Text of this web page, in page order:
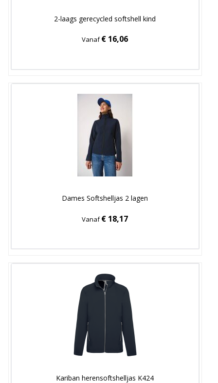
2-laags gerecycled softshell kind
Vanaf€ 16,06
Dames Softshelljas 2 lagen
Vanaf€ 18,17
Kariban herensoftshelljas K424